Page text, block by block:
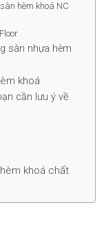
hèm khoá NC
sàn nhựa hèm
khoá
cần lưu ý về
khoá chất